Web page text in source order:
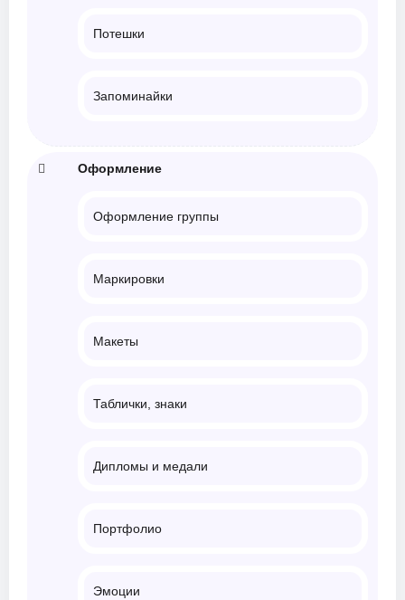
Потешки
Запоминайки
Оформление
Оформление группы
Маркировки
Макеты
Таблички, знаки
Дипломы и медали
Портфолио
Эмоции